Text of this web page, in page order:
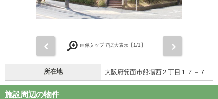
画像タップで拡大表示【1/1】
所在地 大阪府箕面市船場西２丁目１７－７
施設周辺の物件